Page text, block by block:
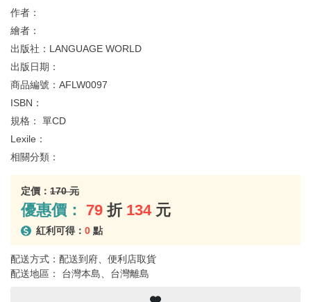
作者：
繪者：
出版社： LANGUAGE WORLD
出版日期：
商品編號： AFLW0097
ISBN：
規格： 單CD
Lexile：
相關分類：
定價： 170 元
優惠價： 79 折 134 元
紅利可得： 0 點
配送方式：配送到府、便利店取貨
配送地區： 台灣本島、台灣離島